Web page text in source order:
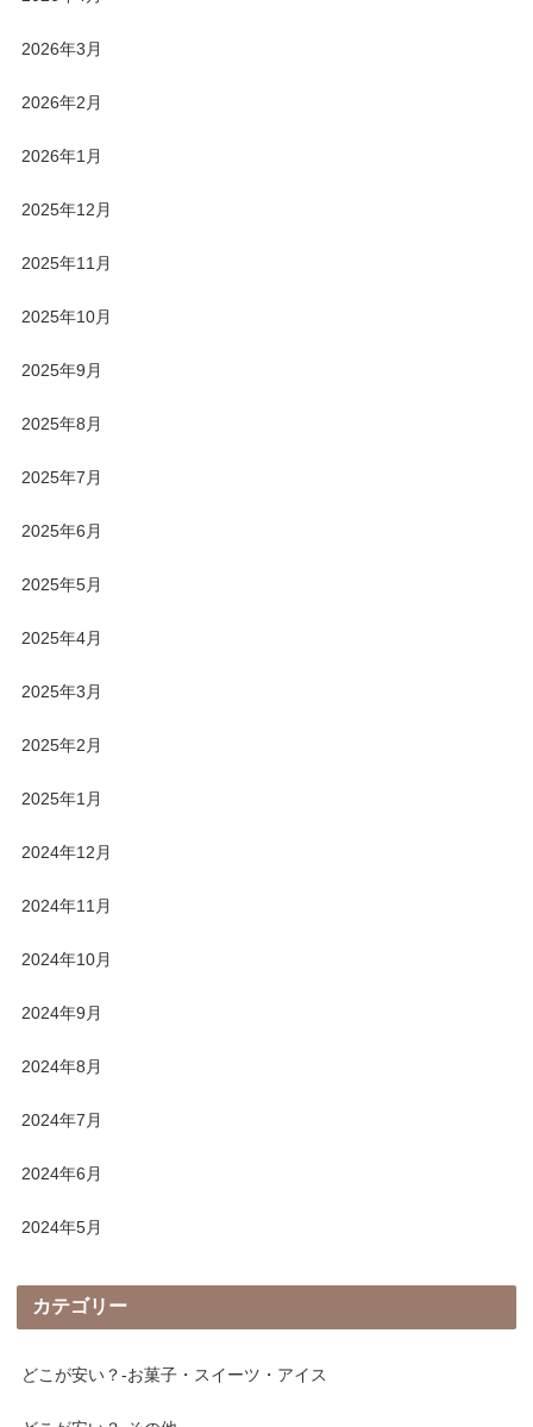
2026年3月
2026年2月
2026年1月
2025年12月
2025年11月
2025年10月
2025年9月
2025年8月
2025年7月
2025年6月
2025年5月
2025年4月
2025年3月
2025年2月
2025年1月
2024年12月
2024年11月
2024年10月
2024年9月
2024年8月
2024年7月
2024年6月
2024年5月
カテゴリー
どこが安い？-お菓子・スイーツ・アイス